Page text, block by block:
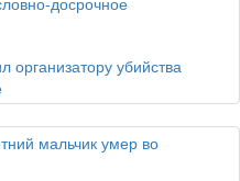
организатору убийства